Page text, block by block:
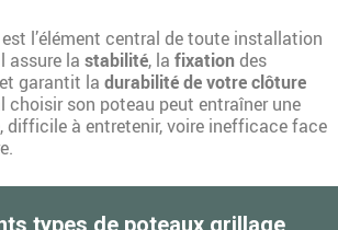
est l’élément central de toute installation
assure la stabilité, la fixationdes
garantit la durabilité de votre clôture
choisir son poteau peut entraîner une
à entretenir, voire inefficace face
types de poteaux grillage